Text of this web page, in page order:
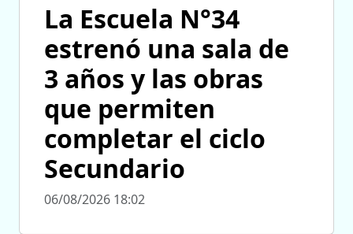
La Escuela N°34
estrenó una sala de
3 años y las obras
que permiten
completar el ciclo
Secundario
06/08/2026 18:02